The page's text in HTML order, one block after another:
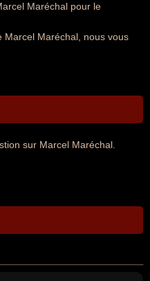
Maréchal pour le
Marcel Maréchal, nous vous
sur Marcel Maréchal.